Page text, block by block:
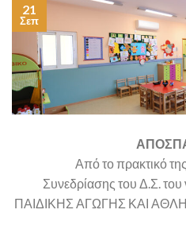
21
Σεπ
Από το πρακτικό
Συνεδρίασης του Δ.Σ.
ΠΑΙΔΙΚΗΣ ΑΓΩΓΗΣ ΚΑΙ